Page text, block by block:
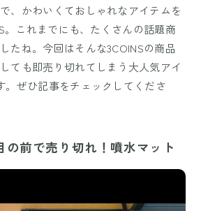
、かわいくておしゃれなアイテムを
。これまでにも、たくさんの話題商
たね。今回はそんな3COINSの商品
ても即売り切れてしまう大人気アイ
。ぜひ記事をチェックしてくださ
の前で売り切れ！噴水マット